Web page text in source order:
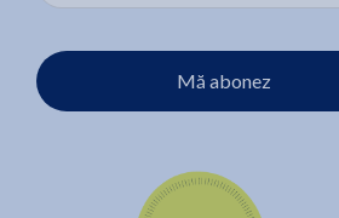
Mă abonez